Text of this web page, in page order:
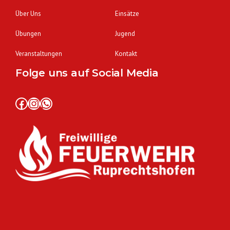
Über Uns Einsätze
Übungen Jugend
Veranstaltungen Kontakt
Folge uns auf Social Media
Facebook InstagramWhatsApp